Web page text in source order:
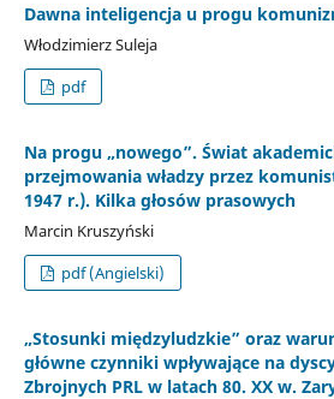
Dawna inteligencja u progu
Włodzimierz Suleja
pdf
Na progu „nowego”. Świat
przejmowania władzy przez
1947 r.). Kilka głosów prasowych
Marcin Kruszyński
pdf (Angielski)
„Stosunki międzyludzkie” oraz
główne czynniki wpływające na
Zbrojnych PRL w latach 80. XX w.